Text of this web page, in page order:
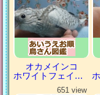
オカメインコ
ホワイトフェイスパール
651 view